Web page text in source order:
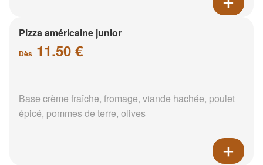
Pizza américaine junior
Dès 11.50 €
Base crème fraîche, fromage, viande hachée, poulet
épicé, pommes de terre, olives